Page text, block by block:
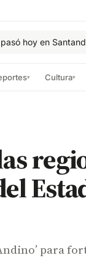
hoy en
▾ Cultura▾
para